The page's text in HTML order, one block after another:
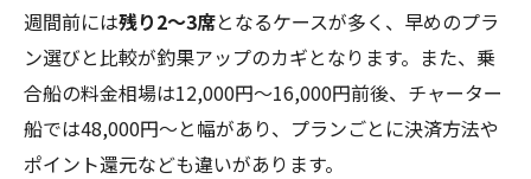
週間前には残り2〜3席となるケースが多く、早めのプラ
ン選びと比較が釣果アップのカギとなります。また、乗
合船の料金相場は12,000円〜16,000円前後、チャーター
船では48,000円～と幅があり、プランごとに決済方法や
ポイント還元なども違いがあります。